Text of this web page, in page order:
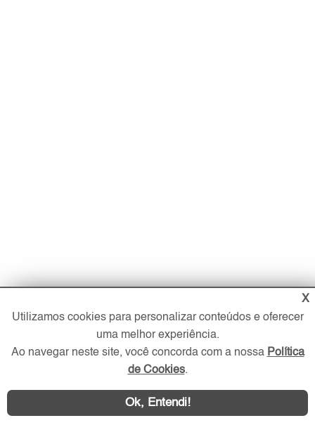
Imóveis
Comprar
Alugar
X
Utilizamos cookies para personalizar conteúdos e oferecer
uma melhor experiência.
Ao navegar neste site, você concorda com a nossa Política
de Cookies.
Ok, Entendi!